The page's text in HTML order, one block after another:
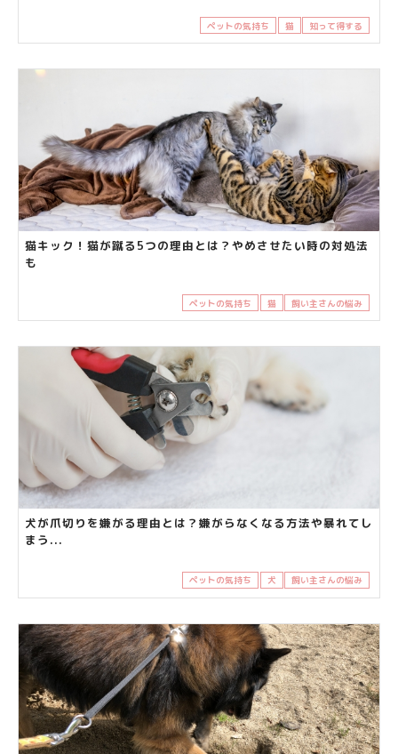
ペットの気持ち 猫 知って得する
猫キック！猫が蹴る5つの理由とは？やめさせたい時の対処法
も
ペットの気持ち 猫 飼い主さんの悩み
犬が爪切りを嫌がる理由とは？嫌がらなくなる方法や暴れてし
まう...
ペットの気持ち 犬 飼い主さんの悩み